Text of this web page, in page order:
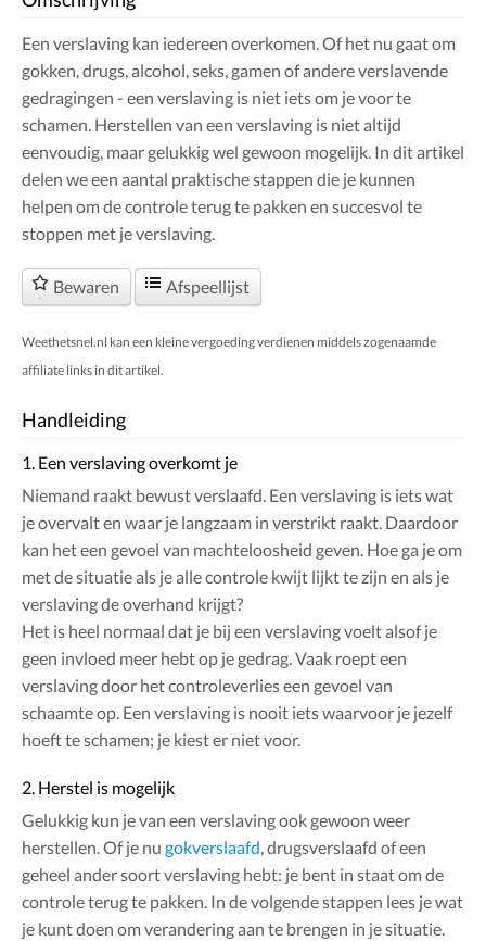
Een verslaving kan iedereen overkomen. Of het nu gaat om
gokken, drugs, alcohol, seks, gamen of andere verslavende
gedragingen - een verslaving is niet iets om je voor te
schamen. Herstellen van een verslaving is niet altijd
eenvoudig, maar gelukkig wel gewoon mogelijk. In dit artikel
delen we een aantal praktische stappen die je kunnen
helpen om de controle terug te pakken en succesvol te
stoppen met je verslaving.
Bewaren Afspeellijst
Weethetsnel.nl kan een kleine vergoeding verdienen middels zogenaamde
affiliate links in dit artikel.
Handleiding
1. Een verslaving overkomt je
Niemand raakt bewust verslaafd. Een verslaving is iets wat
je overvalt en waar je langzaam in verstrikt raakt. Daardoor
kan het een gevoel van machteloosheid geven. Hoe ga je om
met de situatie als je alle controle kwijt lijkt te zijn en als je
verslaving de overhand krijgt?
Het is heel normaal dat je bij een verslaving voelt alsof je
geen invloed meer hebt op je gedrag. Vaak roept een
verslaving door het controleverlies een gevoel van
schaamte op. Een verslaving is nooit iets waarvoor je jezelf
hoeft te schamen; je kiest er niet voor.
2. Herstel is mogelijk
Gelukkig kun je van een verslaving ook gewoon weer
herstellen. Of je nu gokverslaafd, drugsverslaafd of een
geheel ander soort verslaving hebt: je bent in staat om de
controle terug te pakken. In de volgende stappen lees je wat
je kunt doen om verandering aan te brengen in je situatie.